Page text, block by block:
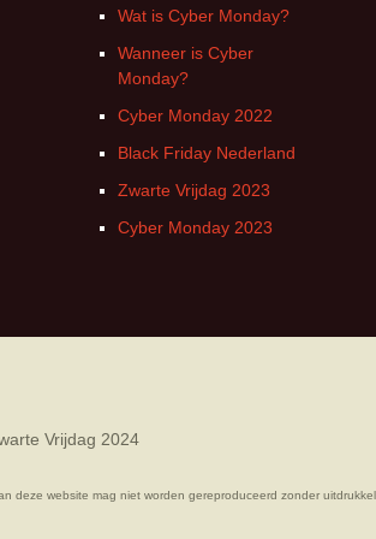
Wat is Cyber Monday?
Wanneer is Cyber
Monday?
Cyber Monday 2022
Black Friday Nederland
Zwarte Vrijdag 2023
Cyber Monday 2023
Vrijdag 2024
deze website mag niet worden gereproduceerd zonder